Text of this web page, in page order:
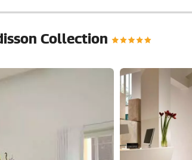
Collection
Bekijk 25